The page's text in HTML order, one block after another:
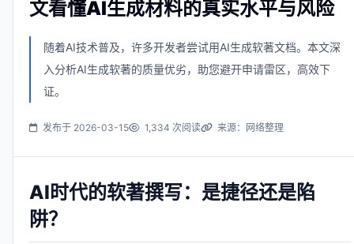
文看懂AI生成材料的真实水平与风险
随着AI技术普及，许多开发者尝试用AI生成软著文档。本文深
入分析AI生成软著的质量优劣，助您避开申请雷区，高效下
证。
发布于 2026-03-15 1,334 次阅读 来源：网络整理
AI时代的软著撰写：是捷径还是陷
阱？